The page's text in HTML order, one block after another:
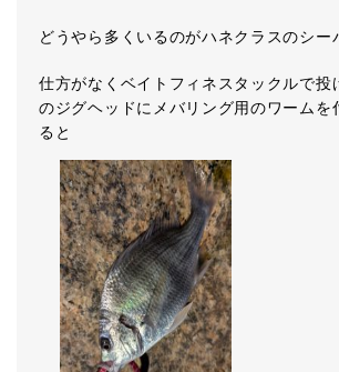
どうやら多くいるのがハネクラスのシー
仕方がなくベイトフィネスタックルで投
のジグヘッドにメバリング用のワームを
ると